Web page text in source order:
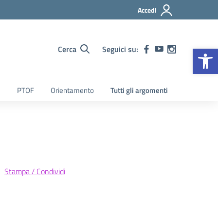
Accedi
Cerca Seguici su:
PTOF Orientamento Tutti gli argomenti
Stampa / Condividi